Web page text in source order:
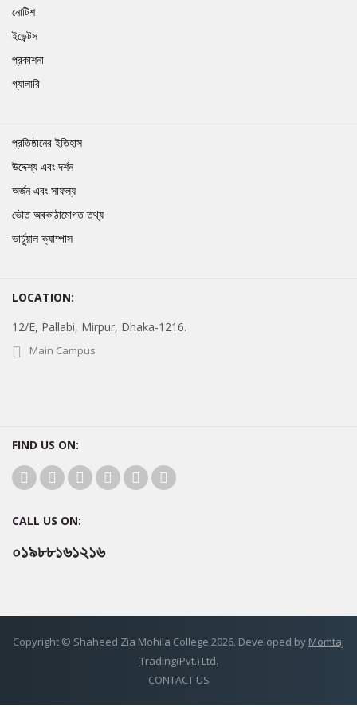
নোটিশ
ইভেন্টস
প্রকাশনা
গ্যালারি
প্রতিষ্ঠানের ইতিহাস
উদ্দেশ্য এবং দর্শন
অর্জন এবং সাফল্য
ভৌত অবকাঠামোগত তথ্য
ভার্চুয়াল ক্যাম্পাস
LOCATION:
12/E, Pallabi, Mirpur, Dhaka-1216.
Main Campus
FIND US ON:
CALL US ON:
০১৯৮৮১৬১২১৬
Copyright © Shaheed Zia Mohila College 2026. Developed by Momtaj
Trading(Pvt.) Ltd.
CONTACT US